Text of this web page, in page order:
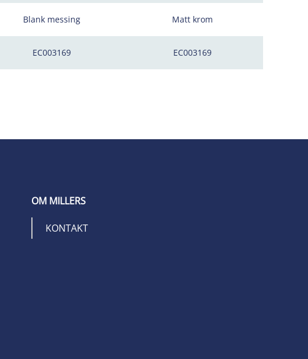
Blank messing
EC003169
Matt krom
EC003169
OM MILLERS
KONTAKT